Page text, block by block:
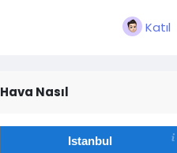
Katıl
Hava Nasıl
Istanbul